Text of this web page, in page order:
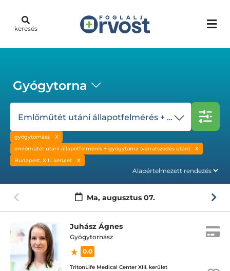
keresés
Gyógytorna
Emlőműtét utáni állapotfelmérés + gyógytorna (varratszedés után)
gyógytornász
emlőműtét utáni állapotfelmérés + gyógytorna (varratszedés után)
Budapest, XIII. kerület
Ma, augusztus 07.
Juhász Ágnes
Gyógytornász
0.0
TritonLife Medical Center XIII. kerület